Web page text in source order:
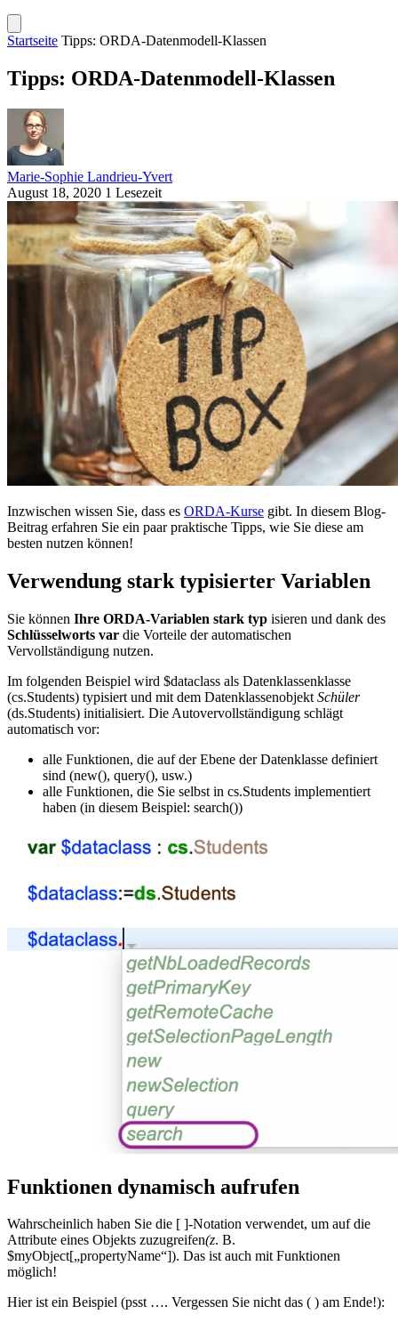
Startseite Tipps: ORDA-Datenmodell-Klassen
Tipps: ORDA-Datenmodell-Klassen
Marie-Sophie Landrieu-Yvert
August 18, 2020 1 Lesezeit
Inzwischen wissen Sie, dass es ORDA-Kurse gibt. In diesem Blog-
Beitrag erfahren Sie ein paar praktische Tipps, wie Sie diese am
besten nutzen können!
Verwendung stark typisierter Variablen
Sie können Ihre ORDA-Variablen stark typ isieren und dank des
Schlüsselworts var die Vorteile der automatischen
Vervollständigung nutzen.
Im folgenden Beispiel wird $dataclass als Datenklassenklasse
(cs.Students) typisiert und mit dem Datenklassenobjekt Schüler
(ds.Students) initialisiert. Die Autovervollständigung schlägt
automatisch vor:
alle Funktionen, die auf der Ebene der Datenklasse definiert
sind (new(), query(), usw.)
alle Funktionen, die Sie selbst in cs.Students implementiert
haben (in diesem Beispiel: search())
Funktionen dynamisch aufrufen
Wahrscheinlich haben Sie die [ ]-Notation verwendet, um auf die
Attribute eines Objekts zuzugreifen(z. B.
$myObject[„propertyName“]). Das ist auch mit Funktionen
möglich!
Hier ist ein Beispiel (psst …. Vergessen Sie nicht das ( ) am Ende!):